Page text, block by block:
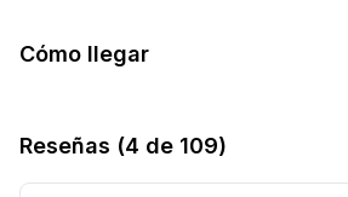
Cómo llegar
Reseñas (4 de 109)